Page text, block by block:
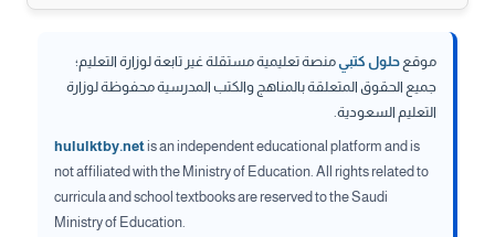
موقع حلول كتبيمنصة تعليمية مستقلة غير تابعة لوزارة التعليم؛
جميع الحقوق المتعلقة بالمناهج والكتب المدرسية محفوظة لوزارة
التعليم السعودية.
hululktby.netis an independent educational platform and is
not affiliated with the Ministry of Education. All rights related to
curricula and school textbooks are reserved to the Saudi
Ministry of Education.